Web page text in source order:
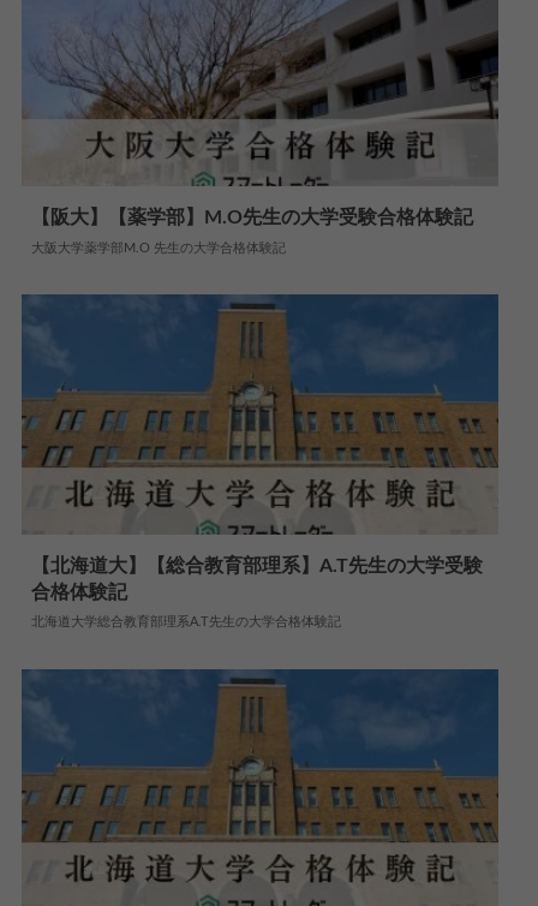
【阪大】【薬学部】M.O先生の大学受験合格体験記
大阪大学薬学部M.O 先生の大学合格体験記
【北海道大】【総合教育部理系】A.T先生の大学受験
合格体験記
北海道大学総合教育部理系A.T先生の大学合格体験記